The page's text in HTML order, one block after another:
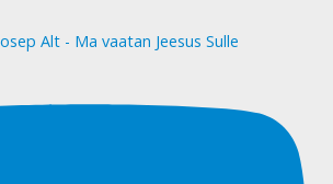
Alt - Ma vaatan Jeesus Sulle